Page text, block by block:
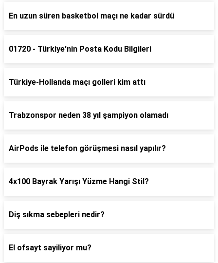
En uzun süren basketbol maçı ne kadar sürdü
01720 - Türkiye'nin Posta Kodu Bilgileri
Türkiye-Hollanda maçı golleri kim attı
Trabzonspor neden 38 yıl şampiyon olamadı
AirPods ile telefon görüşmesi nasıl yapılır?
4x100 Bayrak Yarışı Yüzme Hangi Stil?
Diş sıkma sebepleri nedir?
El ofsayt sayiliyor mu?